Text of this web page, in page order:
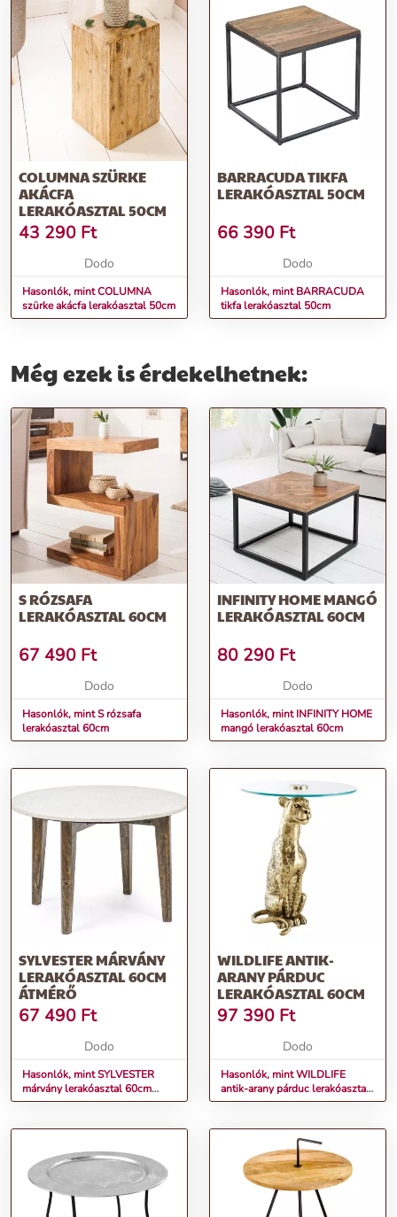
COLUMNA SZÜRKE
AKÁCFA
LERAKÓASZTAL 50CM
43 290 Ft
Dodo
Hasonlók, mint COLUMNA
szürke akácfa lerakóasztal 50cm
BARRACUDA TIKFA
LERAKÓASZTAL 50CM
66 390 Ft
Dodo
Hasonlók, mint BARRACUDA
tikfa lerakóasztal 50cm
Még ezek is érdekelhetnek:
S RÓZSAFA
LERAKÓASZTAL 60CM
67 490 Ft
Dodo
Hasonlók, mint S rózsafa
lerakóasztal 60cm
INFINITY HOME MANGÓ
LERAKÓASZTAL 60CM
80 290 Ft
Dodo
Hasonlók, mint INFINITY HOME
mangó lerakóasztal 60cm
SYLVESTER MÁRVÁNY
LERAKÓASZTAL 60CM
ÁTMÉRŐ
67 490 Ft
Dodo
Hasonlók, mint SYLVESTER
márvány lerakóasztal 60cm
átmérő
WILDLIFE ANTIK-
ARANY PÁRDUC
LERAKÓASZTAL 60CM
97 390 Ft
Dodo
Hasonlók, mint WILDLIFE
antik-arany párduc lerakóasztal
60cm